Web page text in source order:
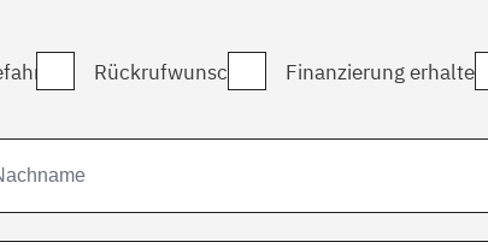
Rückrufwunsch Finanzierung erhalten